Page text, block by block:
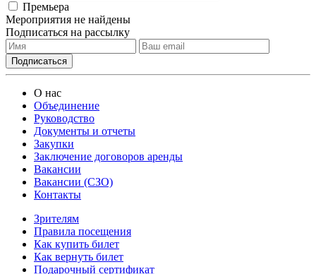
Премьера
Мероприятия не найдены
Подписаться на рассылку
О нас
Объединение
Руководство
Документы и отчеты
Закупки
Заключение договоров аренды
Вакансии
Вакансии (СЗО)
Контакты
Зрителям
Правила посещения
Как купить билет
Как вернуть билет
Подарочный сертификат